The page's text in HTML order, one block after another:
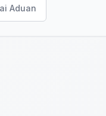
Aduan